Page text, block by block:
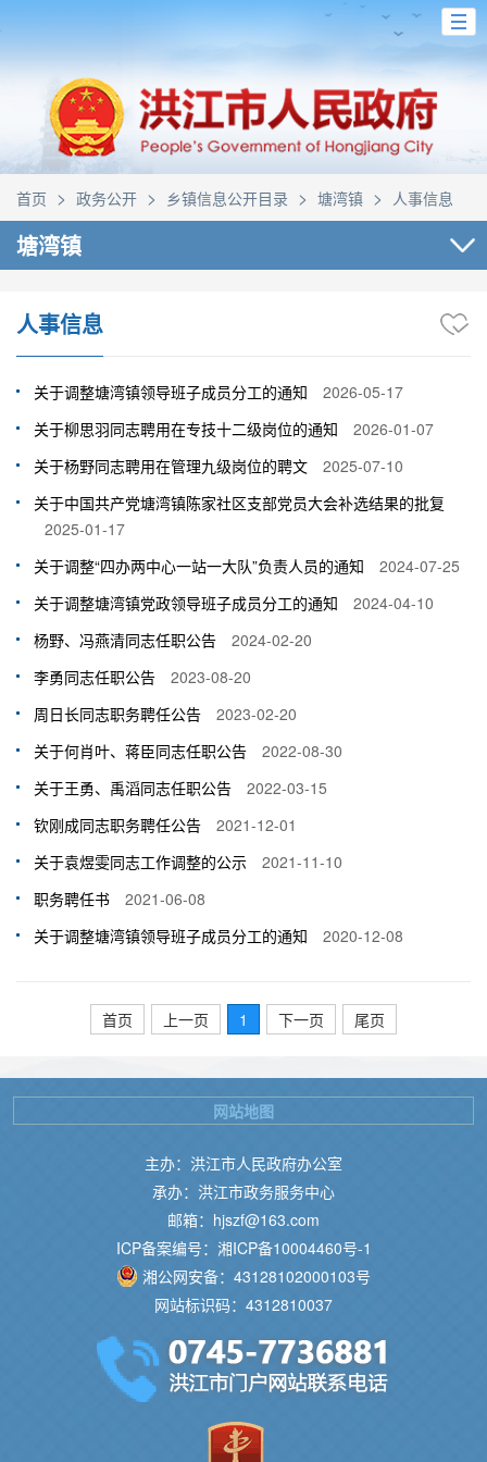
首页 > 政务公开 > 乡镇信息公开目录 > 塘湾镇 > 人事信息
塘湾镇
人事信息
关于调整塘湾镇领导班子成员分工的通知
2026-05-17
关于柳思羽同志聘用在专技十二级岗位的通知
2026-01-07
关于杨野同志聘用在管理九级岗位的聘文
2025-07-10
关于中国共产党塘湾镇陈家社区支部党员大会补选结果的批复
2025-01-17
关于调整“四办两中心一站一大队”负责人员的通知
2024-07-25
关于调整塘湾镇党政领导班子成员分工的通知
2024-04-10
杨野、冯燕清同志任职公告
2024-02-20
李勇同志任职公告
2023-08-20
周日长同志职务聘任公告
2023-02-20
关于何肖叶、蒋臣同志任职公告
2022-08-30
关于王勇、禹滔同志任职公告
2022-03-15
钦刚成同志职务聘任公告
2021-12-01
关于袁煜雯同志工作调整的公示
2021-11-10
职务聘任书
2021-06-08
关于调整塘湾镇领导班子成员分工的通知
2020-12-08
首页 上一页 1 下一页 尾页
主办：洪江市人民政府办公室
承办：洪江市政务服务中心
邮箱：hjszf@163.com
ICP备案编号：湘ICP备10004460号-1
湘公网安备：43128102000103号
网站标识码：4312810037
网站地图